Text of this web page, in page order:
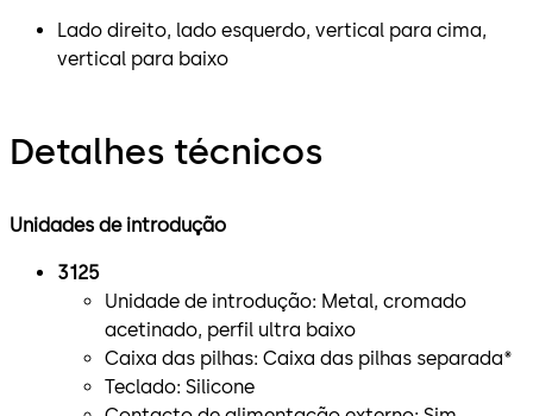
Lado direito, lado esquerdo, vertical para cima,
vertical para baixo
Detalhes técnicos
Unidades de introdução
3125
Unidade de introdução: Metal, cromado
acetinado, perfil ultra baixo
Caixa das pilhas: Caixa das pilhas separada*
Teclado: Silicone